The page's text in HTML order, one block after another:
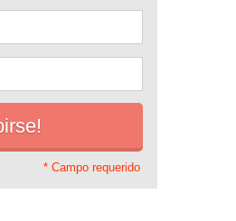
* Campo requerido